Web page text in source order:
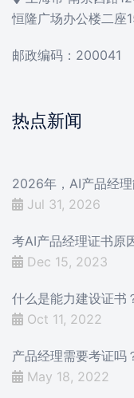
恒隆广场办公楼二座
邮政编码：200041
热点新闻
2026年，AI产品经
Jul 31, 2026
考AI产品经理证书原
Dec 15, 2023
什么是能力建设证书
Oct 11, 2022
产品经理需要考证吗
May 18, 2022